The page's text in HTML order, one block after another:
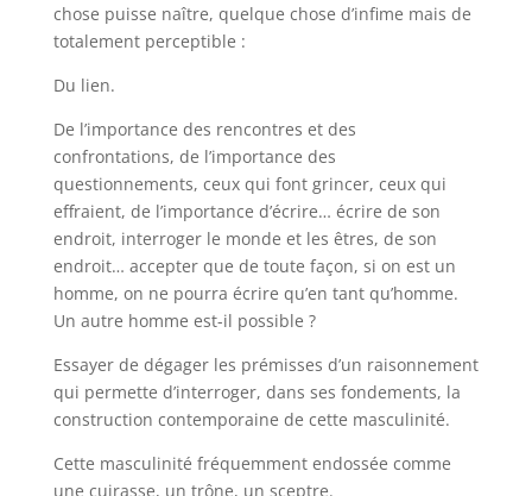
chose puisse naître, quelque chose d’infime mais de
totalement perceptible :
Du lien.
De l’importance des rencontres et des
confrontations, de l’importance des
questionnements, ceux qui font grincer, ceux qui
effraient, de l’importance d’écrire… écrire de son
endroit, interroger le monde et les êtres, de son
endroit… accepter que de toute façon, si on est un
homme, on ne pourra écrire qu’en tant qu’homme.
Un autre homme est-il possible ?
Essayer de dégager les prémisses d’un raisonnement
qui permette d’interroger, dans ses fondements, la
construction contemporaine de cette masculinité.
Cette masculinité fréquemment endossée comme
une cuirasse, un trône, un sceptre.